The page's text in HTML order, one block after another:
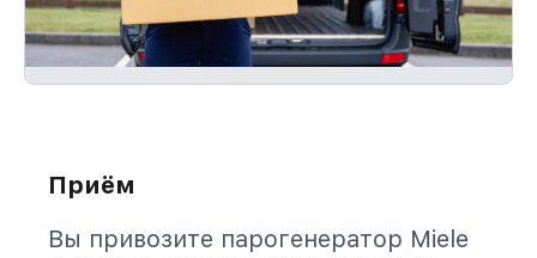
Приём
Вы привозите парогенератор Miele